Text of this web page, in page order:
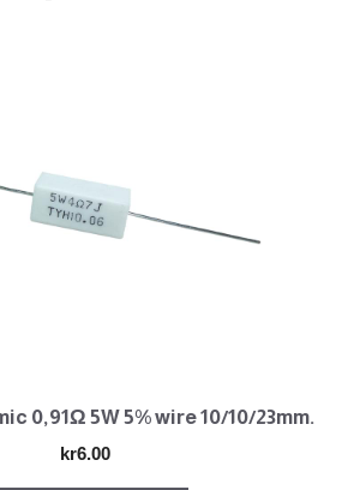
0,91Ω 5W 5% wire 10/10/23mm.
kr6.00